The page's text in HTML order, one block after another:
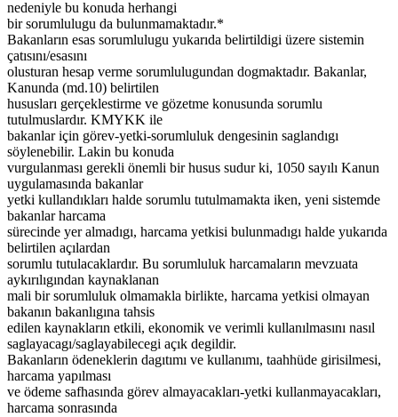
nedeniyle bu konuda herhangi
bir sorumlulugu da bulunmamaktadır.*
Bakanların esas sorumlulugu yukarıda belirtildigi üzere sistemin
çatısını/esasını
olusturan hesap verme sorumlulugundan dogmaktadır. Bakanlar,
Kanunda (md.10) belirtilen
hususları gerçeklestirme ve gözetme konusunda sorumlu
tutulmuslardır. KMYKK ile
bakanlar için görev-yetki-sorumluluk dengesinin saglandıgı
söylenebilir. Lakin bu konuda
vurgulanması gerekli önemli bir husus sudur ki, 1050 sayılı Kanun
uygulamasında bakanlar
yetki kullandıkları halde sorumlu tutulmamakta iken, yeni sistemde
bakanlar harcama
sürecinde yer almadıgı, harcama yetkisi bulunmadıgı halde yukarıda
belirtilen açılardan
sorumlu tutulacaklardır. Bu sorumluluk harcamaların mevzuata
aykırılıgından kaynaklanan
mali bir sorumluluk olmamakla birlikte, harcama yetkisi olmayan
bakanın bakanlıgına tahsis
edilen kaynakların etkili, ekonomik ve verimli kullanılmasını nasıl
saglayacagı/saglayabilecegi açık degildir.
Bakanların ödeneklerin dagıtımı ve kullanımı, taahhüde girisilmesi,
harcama yapılması
ve ödeme safhasında görev almayacakları-yetki kullanmayacakları,
harcama sonrasında